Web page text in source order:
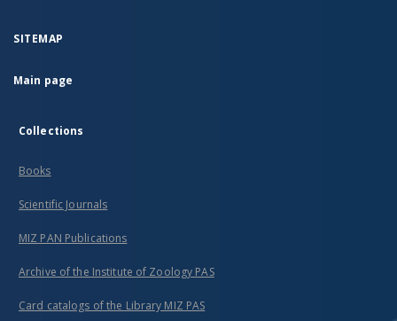
SITEMAP
Main page
Collections
Books
Scientific Journals
MIZ PAN Publications
Archive of the Institute of Zoology PAS
Card catalogs of the Library MIZ PAS